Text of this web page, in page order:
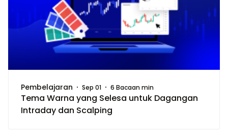
Pembelajaran Sep 01 6 Bacaan min
Tema Warna yang Selesa untuk Dagangan
Intraday dan Scalping